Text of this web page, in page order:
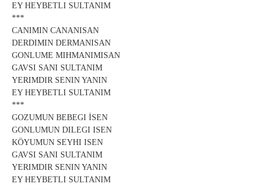
EY HEYBETLI SULTANIM
***
CANIMIN CANANISAN
DERDIMIN DERMANISAN
GONLUME MIHMANIMISAN
GAVSI SANI SULTANIM
YERIMDIR SENIN YANIN
EY HEYBETLI SULTANIM
***
GOZUMUN BEBEGI İSEN
GONLUMUN DILEGI ISEN
KÖYUMUN SEYHI ISEN
GAVSI SANI SULTANIM
YERIMDIR SENIN YANIN
EY HEYBETLI SULTANIM